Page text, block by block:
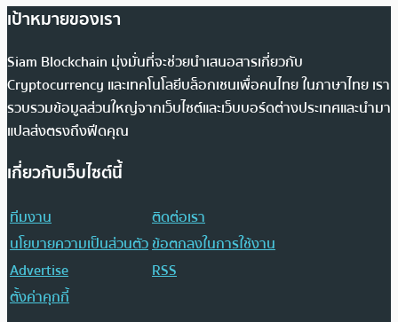
เป้าหมายของเรา
Siam Blockchain มุ่งมั่นที่จะช่วยนำเสนอสารเกี่ยวกับ
Cryptocurrency และเทคโนโลยีบล็อกเชนเพื่อคนไทย ในภาษาไทย เรา
รวบรวมข้อมูลส่วนใหญ่จากเว็บไซต์และเว็บบอร์ดต่างประเทศและนำมา
แปลส่งตรงถึงฟีดคุณ
เกี่ยวกับเว็บไซต์นี้
ทีมงาน
ติดต่อเรา
นโยบายความเป็นส่วนตัวข้อตกลงในการใช้งาน
Advertise
RSS
ตั้งค่าคุกกี้